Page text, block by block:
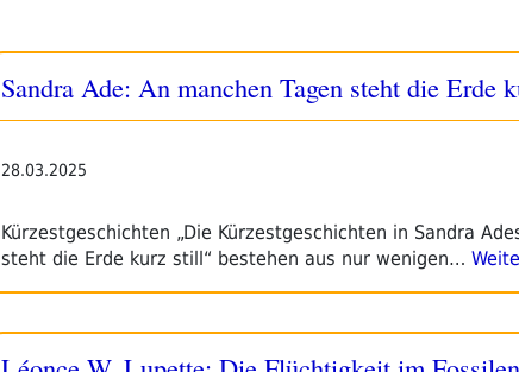
Sandra Ade: An manchen Tagen steht die Erde
28.03.2025
Kürzestgeschichten „Die Kürzestgeschichten in Sandra
steht die Erde kurz still“ bestehen aus nur wenigen…